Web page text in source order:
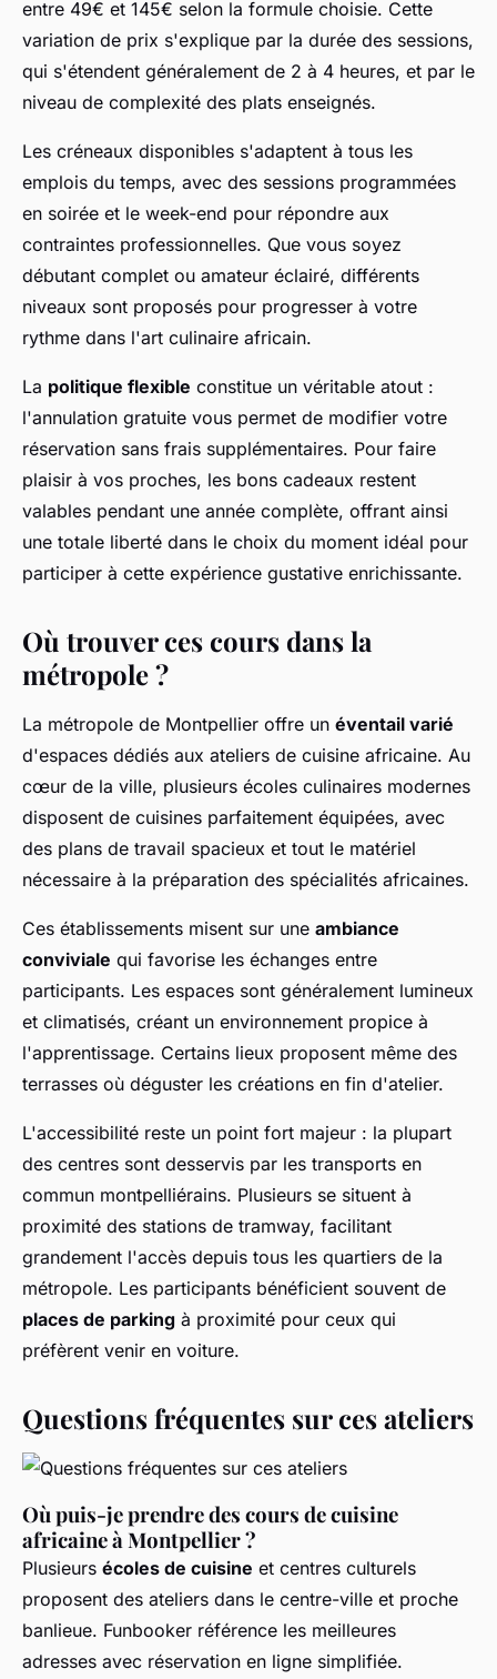
entre 49€ et 145€ selon la formule choisie. Cette
variation de prix s'explique par la durée des sessions,
qui s'étendent généralement de 2 à 4 heures, et par le
niveau de complexité des plats enseignés.
Les créneaux disponibles s'adaptent à tous les
emplois du temps, avec des sessions programmées
en soirée et le week-end pour répondre aux
contraintes professionnelles. Que vous soyez
débutant complet ou amateur éclairé, différents
niveaux sont proposés pour progresser à votre
rythme dans l'art culinaire africain.
La politique flexible constitue un véritable atout :
l'annulation gratuite vous permet de modifier votre
réservation sans frais supplémentaires. Pour faire
plaisir à vos proches, les bons cadeaux restent
valables pendant une année complète, offrant ainsi
une totale liberté dans le choix du moment idéal pour
participer à cette expérience gustative enrichissante.
Où trouver ces cours dans la
métropole ?
La métropole de Montpellier offre un éventail varié
d'espaces dédiés aux ateliers de cuisine africaine. Au
cœur de la ville, plusieurs écoles culinaires modernes
disposent de cuisines parfaitement équipées, avec
des plans de travail spacieux et tout le matériel
nécessaire à la préparation des spécialités africaines.
Ces établissements misent sur une ambiance
conviviale qui favorise les échanges entre
participants. Les espaces sont généralement lumineux
et climatisés, créant un environnement propice à
l'apprentissage. Certains lieux proposent même des
terrasses où déguster les créations en fin d'atelier.
L'accessibilité reste un point fort majeur : la plupart
des centres sont desservis par les transports en
commun montpelliérains. Plusieurs se situent à
proximité des stations de tramway, facilitant
grandement l'accès depuis tous les quartiers de la
métropole. Les participants bénéficient souvent de
places de parking à proximité pour ceux qui
préfèrent venir en voiture.
Questions fréquentes sur ces ateliers
Où puis-je prendre des cours de cuisine
africaine à Montpellier ?
Plusieurs écoles de cuisine et centres culturels
proposent des ateliers dans le centre-ville et proche
banlieue. Funbooker référence les meilleures
adresses avec réservation en ligne simplifiée.